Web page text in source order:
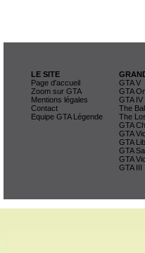
LE SITE
Page d'accueil
Zoom sur GTA
Mentions légales
Contact
Equipe GTA Légende
GTA V
GTA
GTA IV
The
The
GTA
GTA
GTA
GTA
GTA
GTA III